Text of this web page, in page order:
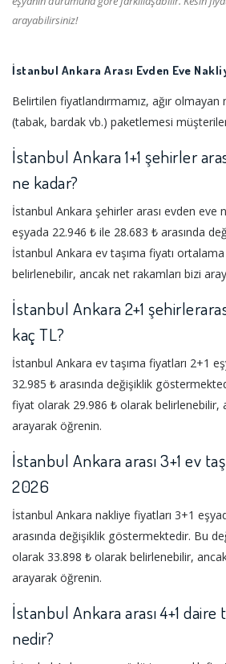
arayabilirsiniz!
İstanbul Ankara Arası Evden Eve
Belirtilen fiyatlandırmamız, ağır olmayan
(tabak, bardak vb.) paketlemesi
İstanbul Ankara 1+1 şehirler
ne kadar?
İstanbul Ankara şehirler arası evden eve
eşyada 22.946 ₺ ile 28.683 ₺ arasında
İstanbul Ankara ev taşıma fiyatı
belirlenebilir, ancak net rakamları bizi
İstanbul Ankara 2+1
kaç TL?
İstanbul Ankara ev taşıma fiyatları 2+1
32.985 ₺ arasında değişiklik
fiyat olarak 29.986 ₺ olarak belirlenebilir,
arayarak öğrenin.
İstanbul Ankara arası 3+1 ev
2026
İstanbul Ankara nakliye fiyatları 3+1
arasında değişiklik göstermektedir. Bu
olarak 33.898 ₺ olarak belirlenebilir,
arayarak öğrenin.
İstanbul Ankara arası 4+1 daire
nedir?